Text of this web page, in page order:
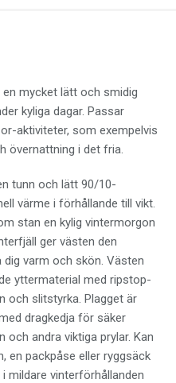
en mycket lätt och smidig
kyliga dagar. Passar
aktiviteter, som exempelvis
övernattning i det fria.
tunn och lätt 90/10-
värme i förhållande till vikt.
stan en kylig vintermorgon
ger västen den
varm och skön. Västen
yttermaterial med ripstop-
och slitstyrka. Plagget är
dragkedja för säker
och andra viktiga prylar. Kan
en packpåse eller ryggsäck
mildare vinterförhållanden